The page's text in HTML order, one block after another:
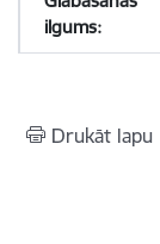
Drukāt lapu